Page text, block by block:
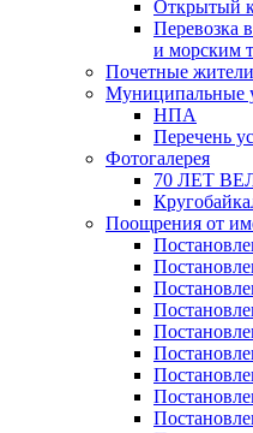
Открытый
Перевозка
и морским
Почетные жители
Муниципальные
НПА
Перечень
Фотогалерея
70 ЛЕТ
Поощрения от